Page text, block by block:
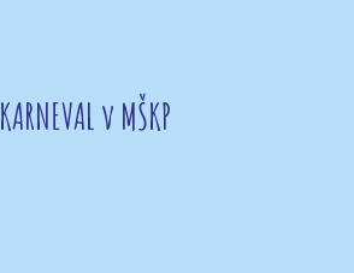
KARNEVAL v MŠKP